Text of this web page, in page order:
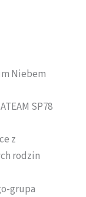
Niebem
SP78
z
rodzin
grupa